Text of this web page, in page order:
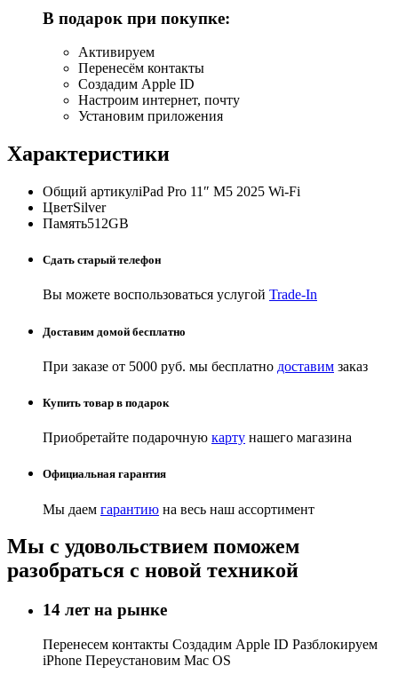
В подарок при покупке:
Активируем
Перенесём контакты
Создадим Apple ID
Настроим интернет, почту
Установим приложения
Характеристики
Общий артикулiPad Pro 11″ M5 2025 Wi-Fi
ЦветSilver
Память512GB
Сдать старый телефон
Вы можете воспользоваться услугой Trade-In
Доставим домой бесплатно
При заказе от 5000 руб. мы бесплатно доставим заказ
Купить товар в подарок
Приобретайте подарочную карту нашего магазина
Официальная гарантия
Мы даем гарантию на весь наш ассортимент
Мы с удовольствием поможем
разобраться с новой техникой
14 лет на рынке
Перенесем контакты Создадим Apple ID Разблокируем
iPhone Переустановим Mac OS